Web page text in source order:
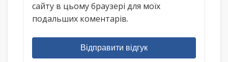
сайту в цьому браузері для моїх
подальших коментарів.
Відправити відгук